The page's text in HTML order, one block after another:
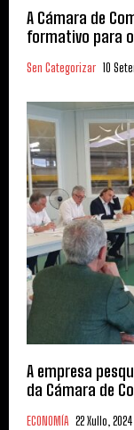
A Cámara de
formativo para
Sen Categorizar 10
A empresa
da Cámara de
ECONOMÍA 22 Xullo, 2024